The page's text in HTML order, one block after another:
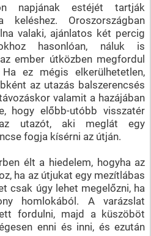
napjának estéjét tartják
Oroszországban
valaki, ajánlatos két percig
hasonlóan, náluk is
ember útközben megfordul
ez mégis elkerülhetetlen,
az utazás balszerencsés
valamit a hazájában
hogy előbb-utóbb visszatér
utazót, aki meglát egy
fogja kísérni az útján.
élt a hiedelem, hogyha az
ha az útjukat egy mezítlábas
csak úgy lehet megelőzni, ha
homlokából. A varázslat
fordulni, majd a küszöböt
enni és inni, és ezután